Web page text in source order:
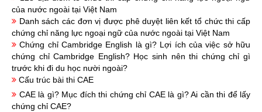
của nước ngoài tại Việt Nam
Danh sách các đơn vị được phê duyệt liên kết tổ chức thi cấp
chứng chỉ năng lực ngoại ngữ của nước ngoài tại Việt Nam
Chứng chỉ Cambridge English là gì? Lợi ích của việc sở hữu
chứng chỉ Cambridge English? Học sinh nên thi chứng chỉ gì
trước khi đi du học nười ngoài?
Cấu trúc bài thi CAE
CAE là gì? Mục đích thi chứng chỉ CAE là gì? Ai cần thi để lấy
chứng chỉ CAE?